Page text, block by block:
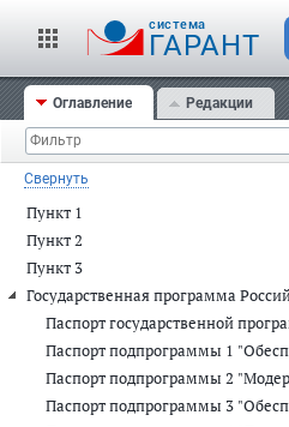
cистема
ГАРАНТ
Оглавление Редакции
Свернуть
Пункт 1
Пункт 2
Пункт 3
Государственная программа
Паспорт государственной
Паспорт подпрограммы 1
Паспорт подпрограммы 2
Паспорт подпрограммы 3